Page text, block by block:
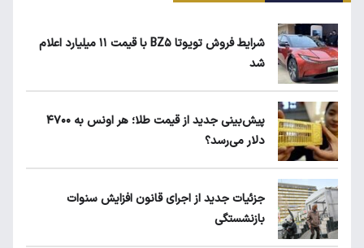
بلاگرهای پردرآمد مشمول مالیات هستند
ماجرای محدودیت گوشت برزیلی در اروپا
شرایط فروش تویوتا BZ۵ با قیمت ۱۱ میلیارد اعلام
شد
پیش‌بینی جدید از قیمت طلا؛ هر اونس به ۴۷۰۰
دلار می‌رسد؟
جزئیات جدید از اجرای قانون افزایش سنوات
بازنشستگی